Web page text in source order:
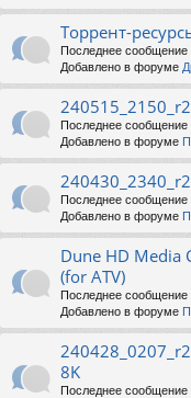
Торрент-
Последнее сообщение
Добавлено в форуме
Последнее сообщение
Добавлено в форуме
Последнее сообщение
Добавлено в форуме
Dune HD Media
(for ATV)
Последнее сообщение
Добавлено в форуме
8K
Последнее сообщение